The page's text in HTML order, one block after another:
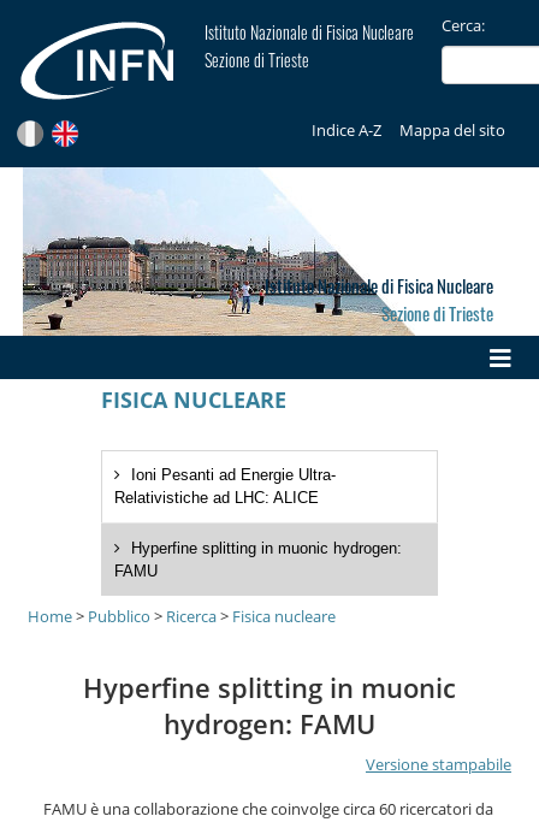
Istituto Nazionale di Fisica Nucleare
Sezione di Trieste
Cerca:
Indice A-Z Mappa del sito
Istituto Nazionale di Fisica Nucleare
Sezione di Trieste
FISICA NUCLEARE
Ioni Pesanti ad Energie Ultra-
Relativistiche ad LHC: ALICE
Hyperfine splitting in muonic hydrogen:
FAMU
Home> Pubblico > Ricerca> Fisica nucleare
Hyperfine splitting in muonic
hydrogen: FAMU
Versione stampabile
FAMU è una collaborazione che coinvolge circa 60 ricercatori da